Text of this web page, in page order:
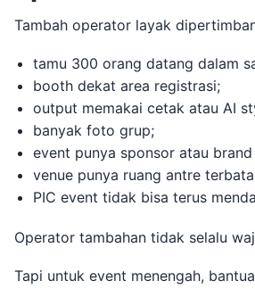
Tambah operator layak
tamu 300 orang datang dalam
booth dekat area registrasi;
output memakai cetak atau AI
banyak foto grup;
event punya sponsor atau
venue punya ruang antre
PIC event tidak bisa terus
Operator tambahan tidak selalu
Tapi untuk event menengah,